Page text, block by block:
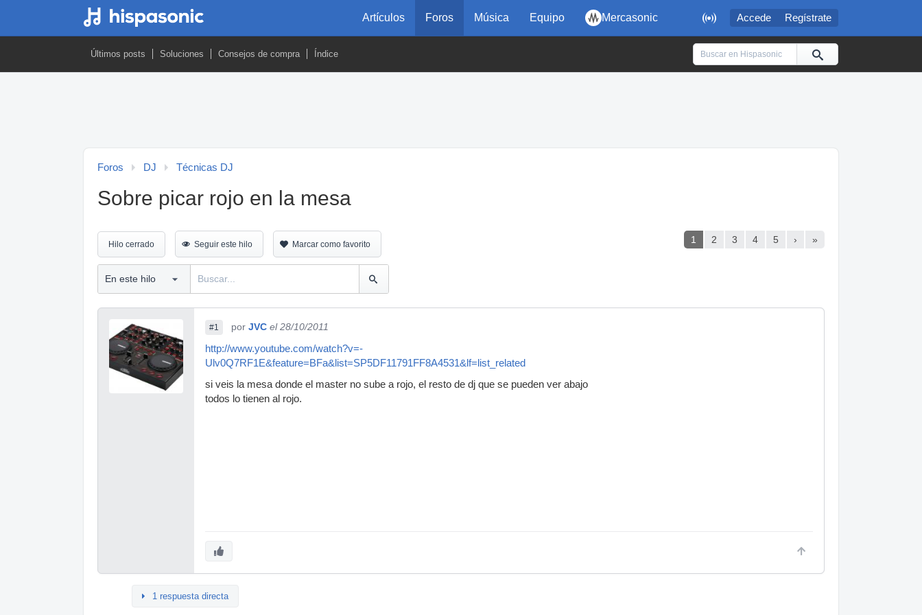
 Accede Regístrate
Artículos Foros Música Equipo Mercasonic
Últimos posts Soluciones Consejos de compra Índice
Foros DJ Técnicas DJ
Sobre picar rojo en la mesa
1 2 3 4 5 › »
Hilo cerrado Seguir este hilo Marcar como favorito
#1 por JVC el 28/10/2011
http://www.youtube.com/watch?v=-
Ulv0Q7RF1E&feature=BFa&list=SP5DF11791FF8A4531&lf=list_related
si veis la mesa donde el master no sube a rojo, el resto de dj que se pueden ver abajo
todos lo tienen al rojo.
1 respuesta directa